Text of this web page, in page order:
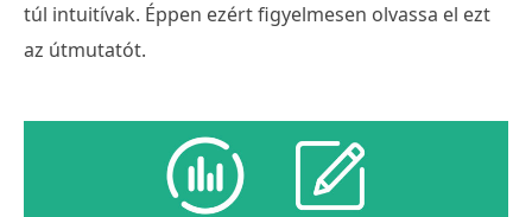
túl intuitívak. Éppen ezért figyelmesen olvassa el ezt
az útmutatót.